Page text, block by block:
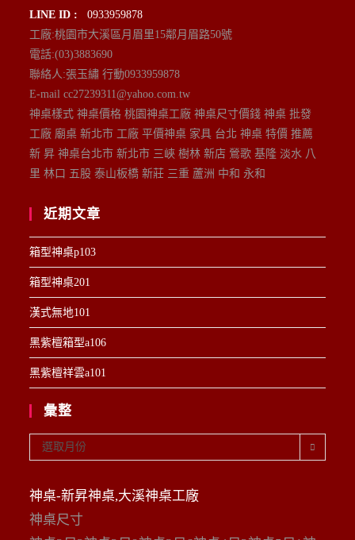
LINE ID :
0933959878
工廠:桃園市大溪區月眉里15鄰月眉路50號
電話:(03)3883690
聯絡人:張玉繡 行動0933959878
E-mail cc27239311@yahoo.com.tw
神桌樣式 神桌價格 桃園神桌工廠 神桌尺寸價錢 神桌 批發
工廠 廟桌 新北市 工廠 平價神桌 家具 台北 神桌 特價 推薦
新 昇 神桌台北市 新北市 三峽 樹林 新店 鶯歌 基隆 淡水 八
里 林口 五股 泰山板橋 新莊 三重 蘆洲 中和 永和
近期文章
箱型神桌p103
箱型神桌201
漢式無地101
黑紫檀箱型a106
黑紫檀祥雲a101
彙整
整
選取月份
神桌-新昇神桌,大溪神桌工廠
神桌尺寸